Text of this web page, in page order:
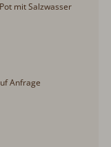
mit Salzwasser
Anfrage